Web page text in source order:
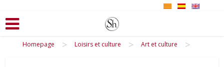
Homepage > Loisirs et culture > Art et culture >